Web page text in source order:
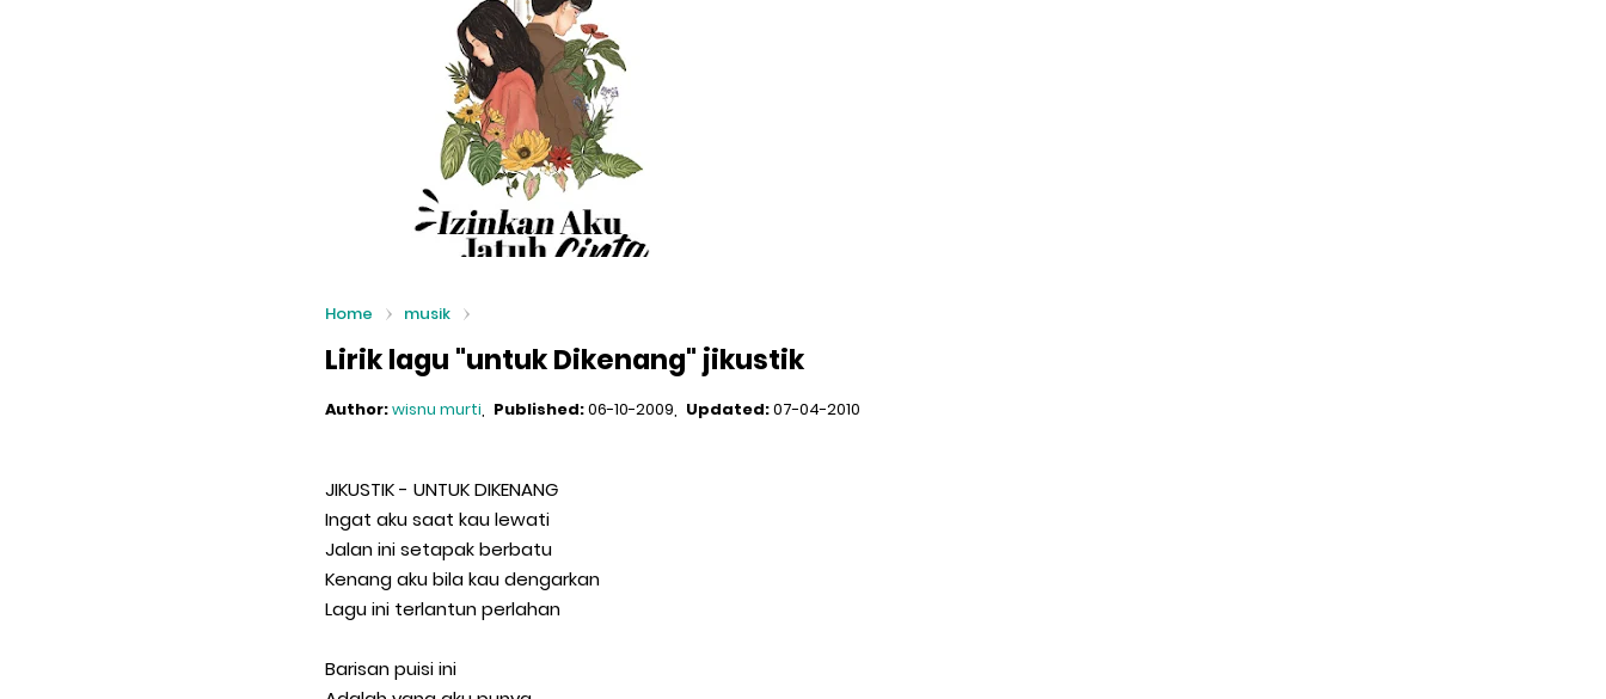
Home musik
Lirik lagu "untuk Dikenang" jikustik
Author:wisnu murti Published:06-10-2009 Updated:07-04-2010
JIKUSTIK - UNTUK DIKENANG
Ingat aku saat kau lewati
Jalan ini setapak berbatu
Kenang aku bila kau dengarkan
Lagu ini terlantun perlahan
Barisan puisi ini